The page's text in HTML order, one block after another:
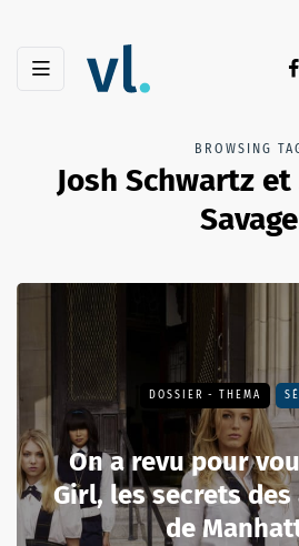
BROWSING
Josh Schwartz
Savage
DOSSIER - THEMA
On a revu pour
Girl, les secrets
de